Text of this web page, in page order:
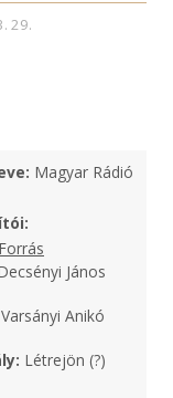
29.
Magyar Rádió
Forrás
János
Varsányi Anikó
Létrejön (?)